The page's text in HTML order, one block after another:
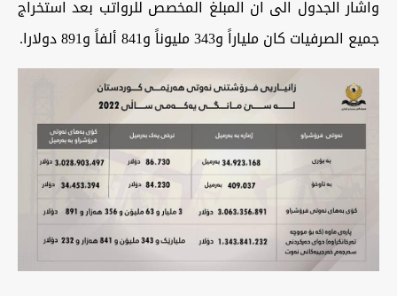
واشار الجدول الى ان المبلغ المخصص للرواتب بعد استخراج
جميع الصرفيات كان ملياراً و343 مليوناً و841 ألفاً و891 دولارا.